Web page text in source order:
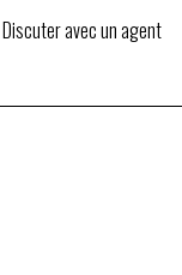
avec un agent